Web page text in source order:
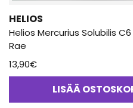
HELIOS
Helios Mercurius Solubilis
Rae
13,90€
LISÄÄ